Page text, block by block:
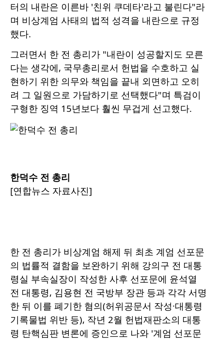
터의 내란은 이른바 '친위 쿠데타'라고 불린다"라
며 비상계엄 사태의 법적 성격을 내란으로 규정
했다.
그러면서 한 전 총리가 "내란이 성공할지도 모른
다는 생각에, 국무총리로서 헌법을 수호하고 실
현하기 위한 의무와 책임을 끝내 외면하고 오히
려 그 일원으로 가담하기로 선택했다"며 특검이
구형한 징역 15년보다 훨씬 무겁게 선고했다.
한덕수 전 총리
[연합뉴스 자료사진]
한 전 총리가 비상계엄 해제 뒤 최초 계엄 선포문
의 법률적 결함을 보완하기 위해 강의구 전 대통
령실 부속실장이 작성한 사후 선포문에 윤석열
전 대통령, 김용현 전 국방부 장관 등과 각각 서명
한 뒤 이를 폐기한 혐의(허위공문서 작성·대통령
기록물법 위반 등), 작년 2월 헌법재판소의 대통
령 탄핵심판 변론에 증인으로 나와 '계엄 선포문